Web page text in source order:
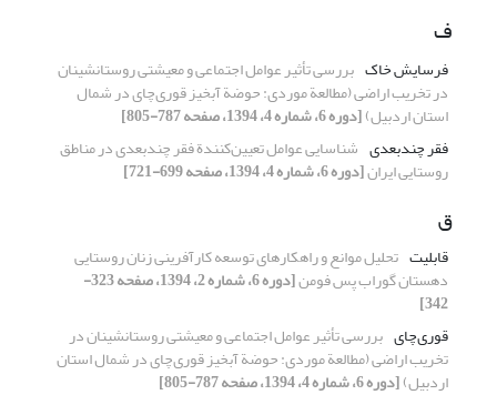
ف
فرسایش خاک بررسی تأثیر عوامل اجتماعی و معیشتی روستانشینان
در تخریب اراضی (مطالعة موردی: حوضة آبخیز قوری‌چای در شمال
استان اردبیل)[دوره 6، شماره 4، 1394، صفحه 787-805]
فقر چندبعدی شناسایی عوامل تعیین‌کنندة فقر چندبعدی در مناطق
روستایی ایران[دوره 6، شماره 4، 1394، صفحه 699-721]
ق
قابلیت تحلیل موانع و راهکارهای توسعه‏ کارآفرینی زنان روستایی
دهستان گوراب ‏پس فومن [دوره 6، شماره 2، 1394، صفحه 323-
342]
قوری‌چای بررسی تأثیر عوامل اجتماعی و معیشتی روستانشینان در
تخریب اراضی (مطالعة موردی: حوضة آبخیز قوری‌چای در شمال استان
اردبیل)[دوره 6، شماره 4، 1394، صفحه 787-805]